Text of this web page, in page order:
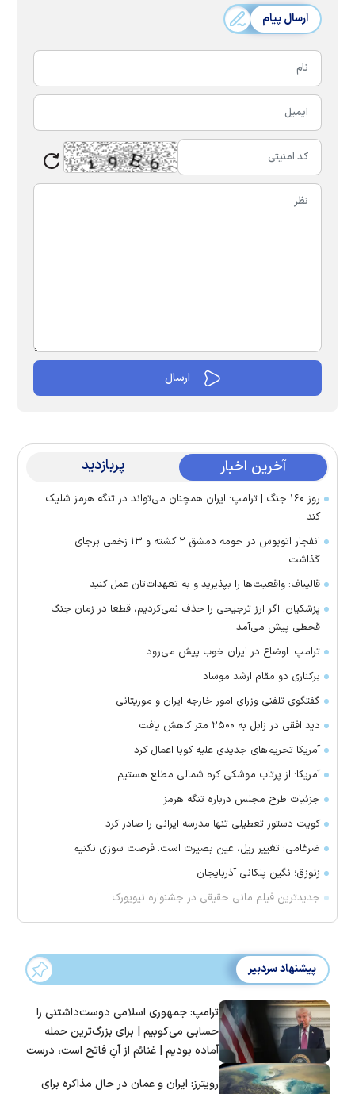
ارسال پیام
آخرین اخبار پربازدید
روز ۱۶۰ جنگ | ترامپ: ایران همچنان می‌تواند در تنگه هرمز شلیک
کند
انفجار اتوبوس در حومه دمشق ۲ کشته و ۱۳ زخمی برجای
گذاشت
قالیباف: واقعیت‌ها را بپذیرید و به تعهدات‌تان عمل کنید
پزشکیان: اگر ارز ترجیحی را حذف نمی‌کردیم، قطعا در زمان جنگ
قحطی پیش می‌آمد
ترامپ: اوضاع در ایران خوب پیش می‌رود
برکناری دو مقام ارشد موساد
گفتگوی تلفنی وزرای امور خارجه ایران و موریتانی
دید افقی در زابل به ۲۵۰۰ متر کاهش یافت
آمریکا تحریم‌های جدیدی علیه کوبا اعمال کرد
آمریکا: از پرتاب موشکی کره شمالی مطلع هستیم
جزئیات طرح مجلس درباره تنگه هرمز
کویت دستور تعطیلی تنها مدرسه ایرانی را صادر کرد
ضرغامی: تغییر ریل، عین بصیرت است. فرصت سوزی نکنیم
زنوزق؛ نگین پلکانی آذربایجان
جدیدترین فیلم مانی حقیقی در جشنواره نیویورک
پیشنهاد سردبیر
ترامپ: جمهوری اسلامی دوست‌داشتنی را
حسابی می‌کوبیم | برای بزرگ‌ترین حمله
آماده بودیم | غنائم از آنِ فاتح است، درست
رویترز: ایران و عمان در حال مذاکره برای